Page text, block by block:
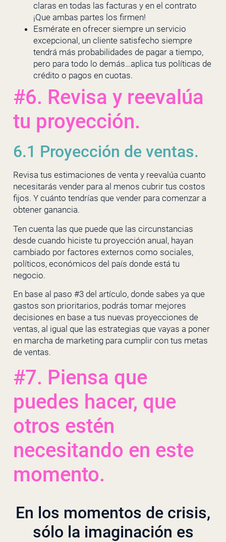
claras en todas las facturas y en el contrato
¡Que ambas partes los firmen!
Esmérate en ofrecer siempre un servicio
excepcional, un cliente satisfecho siempre
tendrá más probabilidades de pagar a tiempo,
pero para todo lo demás…aplica tus políticas de
crédito o pagos en cuotas.
#6. Revisa y reevalúa
tu proyección.
6.1 Proyección de ventas.
Revisa tus estimaciones de venta y reevalúa cuanto
necesitarás vender para al menos cubrir tus costos
fijos. Y cuánto tendrías que vender para comenzar a
obtener ganancia.
Ten cuenta las que puede que las circunstancias
desde cuando hiciste tu proyección anual, hayan
cambiado por factores externos como sociales,
políticos, económicos del país donde está tu
negocio.
En base al paso #3 del artículo, donde sabes ya que
gastos son prioritarios, podrás tomar mejores
decisiones en base a tus nuevas proyecciones de
ventas, al igual que las estrategias que vayas a poner
en marcha de marketing para cumplir con tus metas
de ventas.
#7. Piensa que
puedes hacer, que
otros estén
necesitando en este
momento.
En los momentos de crisis,
sólo la imaginación es